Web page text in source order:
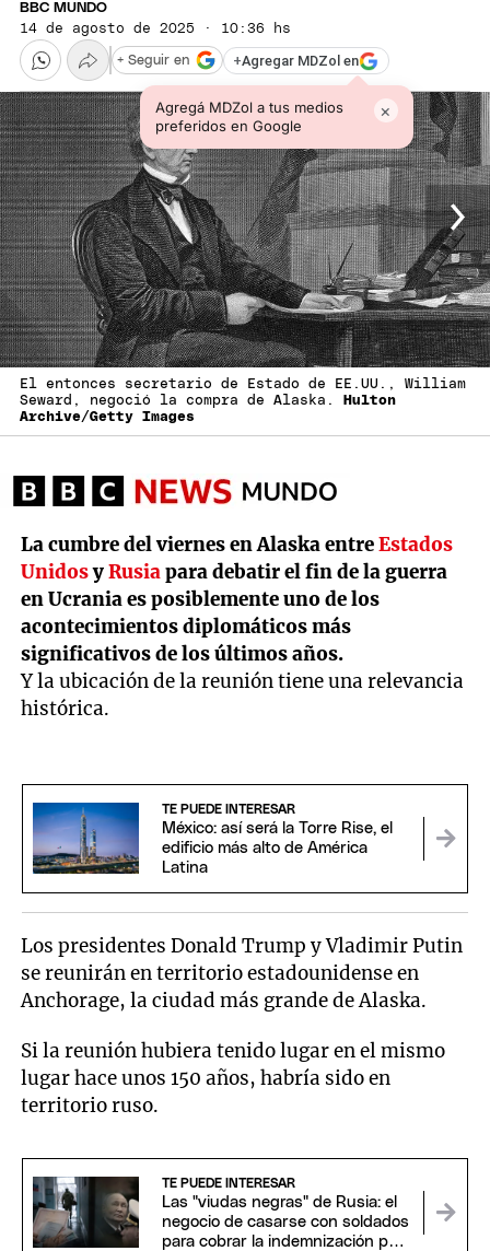
BBC MUNDO
14 de agosto de 2025 · 10:36 hs
+Agregar MDZol en
Agregá MDZol a tus medios
preferidos en Google
×
+ Seguir en
El entonces secretario de Estado de EE.UU., William
Seward, negoció la compra de Alaska.
Hulton
Archive/Getty Images
La cumbre del viernes en Alaska entreEstados
UnidosyRusiapara debatir el fin de la guerra
en Ucrania es posiblemente uno de los
acontecimientos diplomáticos más
significativos de los últimos años.
Y la ubicación de la reunión tiene una relevancia
histórica.
TE PUEDE INTERESAR
México: así será la Torre Rise, el
edificio más alto de América
Latina
Los presidentes Donald Trump y Vladimir Putin
se reunirán en territorio estadounidense en
Anchorage, la ciudad más grande de Alaska.
Si la reunión hubiera tenido lugar en el mismo
lugar hace unos 150 años, habría sido en
territorio ruso.
TE PUEDE INTERESAR
Las "viudas negras" de Rusia: el
negocio de casarse con soldados
para cobrar la indemnización por